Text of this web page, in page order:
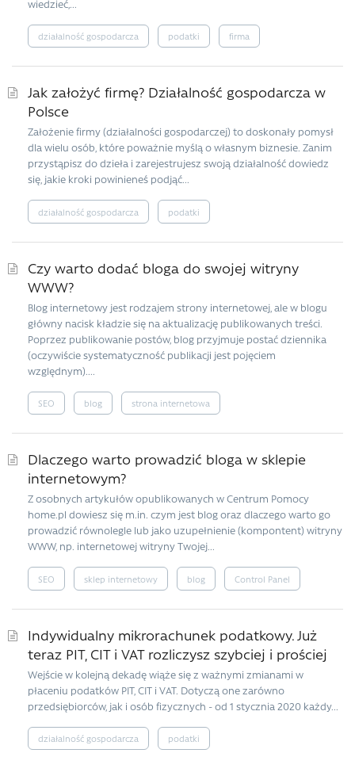
wiedzieć,...
działalność gospodarcza podatki firma
Jak założyć firmę? Działalność gospodarcza w
Polsce
Założenie firmy (działalności gospodarczej) to doskonały pomysł
dla wielu osób, które poważnie myślą o własnym biznesie. Zanim
przystąpisz do dzieła i zarejestrujesz swoją działalność dowiedz
się, jakie kroki powinieneś podjąć...
działalność gospodarcza podatki
Czy warto dodać bloga do swojej witryny
WWW?
Blog internetowy jest rodzajem strony internetowej, ale w blogu
główny nacisk kładzie się na aktualizację publikowanych treści.
Poprzez publikowanie postów, blog przyjmuje postać dziennika
(oczywiście systematyczność publikacji jest pojęciem
względnym)....
SEO blog strona internetowa
Dlaczego warto prowadzić bloga w sklepie
internetowym?
Z osobnych artykułów opublikowanych w Centrum Pomocy
home.pl dowiesz się m.in. czym jest blog oraz dlaczego warto go
prowadzić równolegle lub jako uzupełnienie (kompontent) witryny
WWW, np. internetowej witryny Twojej...
SEO sklep internetowy blog Control Panel
Indywidualny mikrorachunek podatkowy. Już
teraz PIT, CIT i VAT rozliczysz szybciej i prościej
Wejście w kolejną dekadę wiąże się z ważnymi zmianami w
płaceniu podatków PIT, CIT i VAT. Dotyczą one zarówno
przedsiębiorców, jak i osób fizycznych - od 1 stycznia 2020 każdy...
działalność gospodarcza podatki